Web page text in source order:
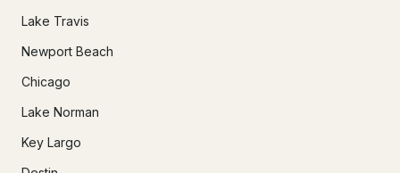
Lake Travis
Newport Beach
Chicago
Lake Norman
Key Largo